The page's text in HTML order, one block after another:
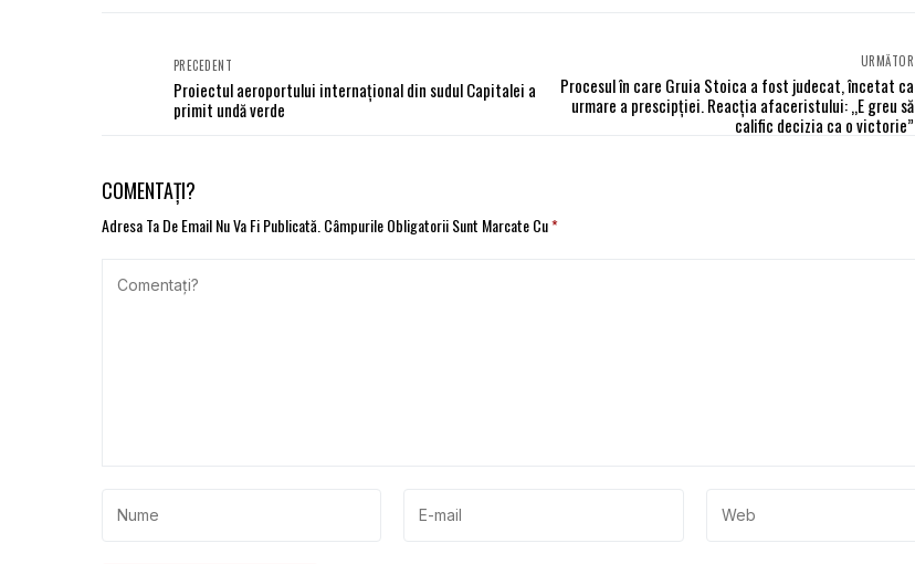
PRECEDENT
Proiectul aeroportului internaţional din sudul Capitalei a
primit undă verde
URMĂTOR
Procesul în care Gruia Stoica a fost judecat, încetat ca
urmare a prescipţiei. Reacția afaceristului: „E greu să
calific decizia ca o victorie”
COMENTAȚI?
Adresa Ta De Email Nu Va Fi Publicată. Câmpurile Obligatorii Sunt Marcate Cu*